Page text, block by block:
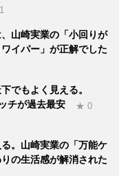
山崎実業の「小回りが
イパー」が正解でした
でもよく見える。
チが過去最安
★ 0
。山崎実業の「万能ケ
の生活感が解消された